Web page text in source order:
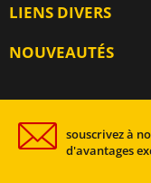
LIENS DIVERS
NOUVEAUTÉS
souscrivez à
d'avantages